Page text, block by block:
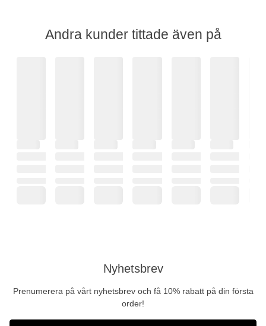
Andra kunder tittade även på
Nyhetsbrev
Prenumerera på vårt nyhetsbrev och få 10% rabatt på din första
order!